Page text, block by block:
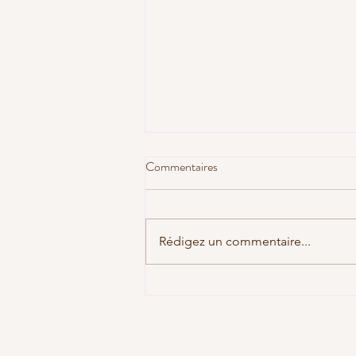
Commentaires
Rédigez un commentaire...